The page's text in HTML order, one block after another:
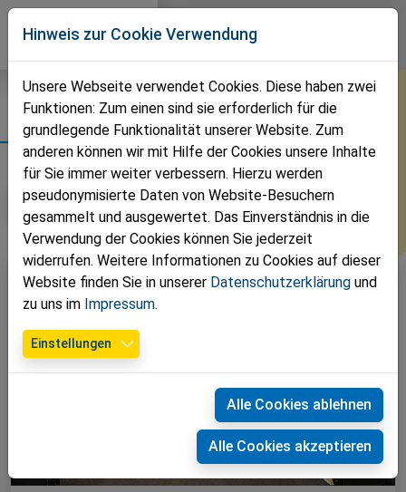
Direkt zur Hauptnavigation springen
Direkt zum Inhalt springen
Fotos
Jahr auswählen
Hinweis zur Cookie Verwendung
Unsere Webseite verwendet Cookies. Diese haben zwei
Funktionen: Zum einen sind sie erforderlich für die
grundlegende Funktionalität unserer Website. Zum
anderen können wir mit Hilfe der Cookies unsere Inhalte
für Sie immer weiter verbessern. Hierzu werden
pseudonymisierte Daten von Website-Besuchern
gesammelt und ausgewertet. Das Einverständnis in die
Verwendung der Cookies können Sie jederzeit
widerrufen. Weitere Informationen zu Cookies auf dieser
Website finden Sie in unserer Datenschutzerklärung und
zu uns im Impressum.
Einstellungen
Alle Cookies ablehnen
Alle Cookies akzeptieren